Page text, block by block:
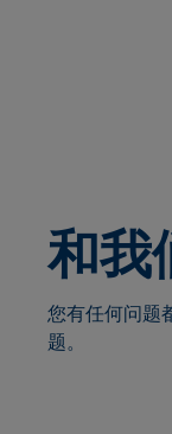
和我
您有任何问题
题。